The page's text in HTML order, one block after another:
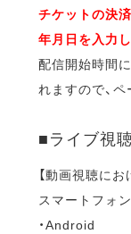
チケットの決
年月日を入力
配信開始時間
れますので、
■ライブ視
【動画視聴にお
スマートフォ
・Android